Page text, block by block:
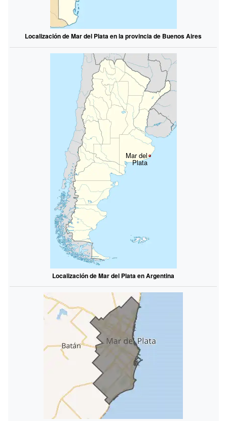
Localización de Mar del Plata en la provincia de Buenos Aires
Mar del
Plata
Localización de Mar del Plata en Argentina